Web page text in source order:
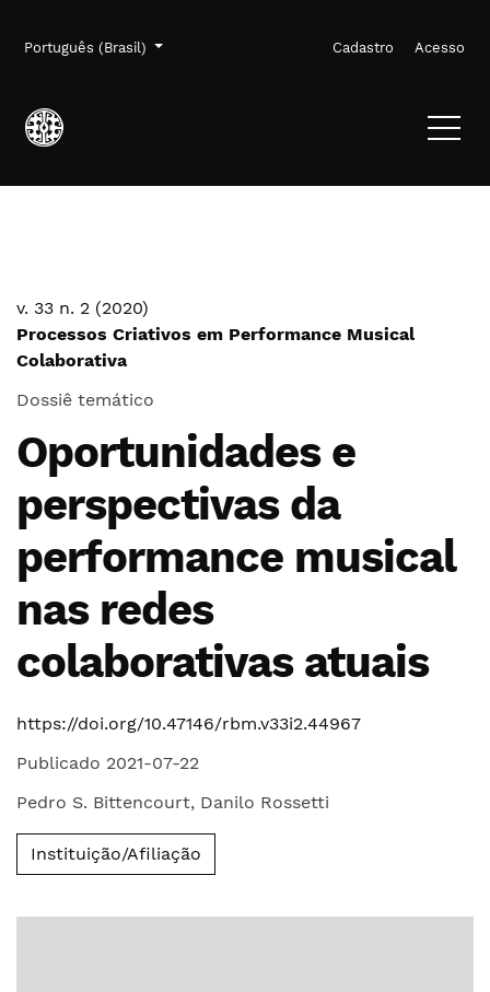
Idioma
Português (Brasil)
Menu de administração
Cadastro Acesso
v. 33 n. 2 (2020)
Processos Criativos em Performance Musical
Colaborativa
Dossiê temático
Oportunidades e
perspectivas da
performance musical
nas redes
colaborativas atuais
https://doi.org/10.47146/rbm.v33i2.44967
Publicado 2021-07-22
Pedro S. Bittencourt, Danilo Rossetti
Instituição/Afiliação